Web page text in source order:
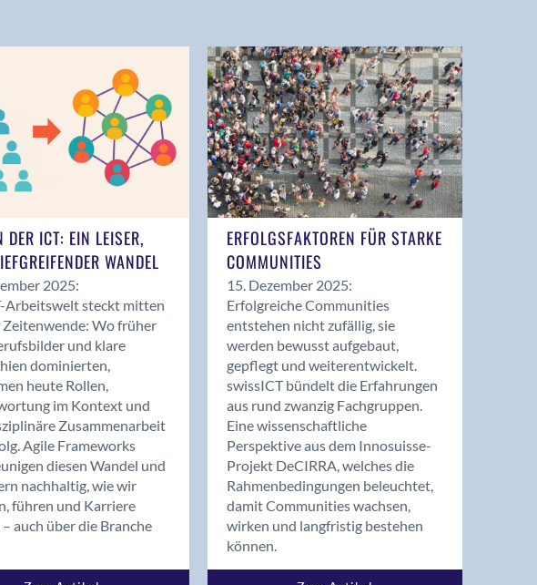
DER ICT: EIN LEISER,
WANDEL
2025:
Arbeitswelt steckt mitten
Zeitenwende: Wo früher
und klare
dominierten,
heute Rollen,
im Kontext und
Zusammenarbeit
Agile Frameworks
diesen Wandel und
nachhaltig, wie wir
führen und Karriere
auch über die Branche
ERFOLGSFAKTOREN FÜR STARKE
COMMUNITIES
15. Dezember 2025:
Erfolgreiche Communities
entstehen nicht zufällig, sie
werden bewusst aufgebaut,
gepflegt und weiterentwickelt.
swissICT bündelt die Erfahrungen
aus rund zwanzig Fachgruppen.
Eine wissenschaftliche
Perspektive aus dem Innosuisse-
Projekt DeCIRRA, welches die
Rahmenbedingungen beleuchtet,
damit Communities wachsen,
wirken und langfristig bestehen
können.